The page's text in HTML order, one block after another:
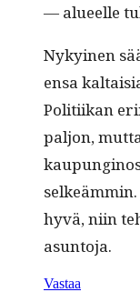
— alueelle
Nykyi­nen
en­sa
Poli­ti­ikan
paljon,
hyvä, niin
asuntoja.
Vastaa